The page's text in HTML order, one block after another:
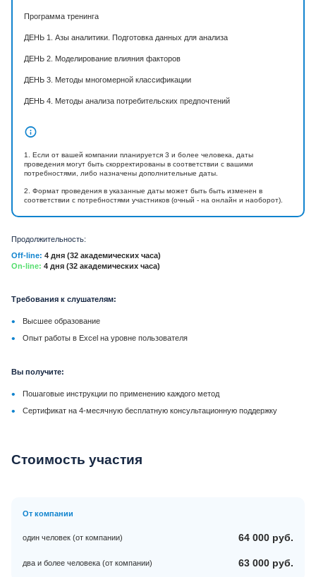
Программа тренинга
ДЕНЬ 1. Азы аналитики. Подготовка данных для анализа
ДЕНЬ 2. Моделирование влияния факторов
ДЕНЬ 3. Методы многомерной классификации
ДЕНЬ 4. Методы анализа потребительских предпочтений
1. Если от вашей компании планируется 3 и более человека, даты
проведения могут быть скорректированы в соответствии с вашими
потребностями, либо назначены дополнительные даты.
2. Формат проведения в указанные даты может быть быть изменен в
соответствии с потребностями участников (очный - на онлайн и наоборот).
Продолжительность:
Off-line: 4 дня (32 академических часа)
On-line: 4 дня (32 академических часа)
Требования к слушателям:
• Высшее образование
• Опыт работы в Excel на уровне пользователя
Вы получите:
• Пошаговые инструкции по применению каждого метод
• Сертификат на 4-месячную бесплатную консультационную поддержку
Стоимость участия
От компании
один человек (от компании) 64 000 руб.
два и более человека (от компании) 63 000 руб.